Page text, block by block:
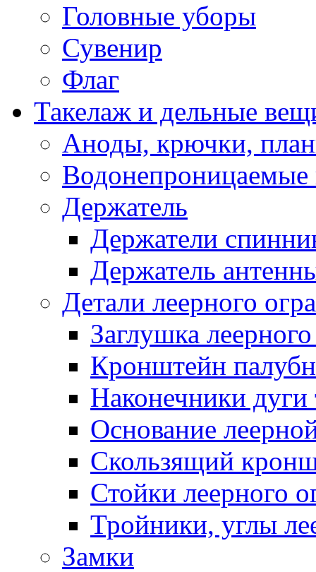
Головные уборы
Сувенир
Флаг
Такелаж и дельные
Аноды, крючки,
Водонепроницаемые
Держатель
Держатели
Держатель
Детали леерного
Заглушка
Кронштейн
Наконечники дуги
Основание
Скользящий
Стойки леерного
Тройники, углы
Замки